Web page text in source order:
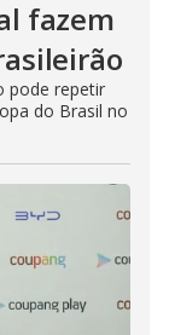
fazem
pode repetir
do Brasil no